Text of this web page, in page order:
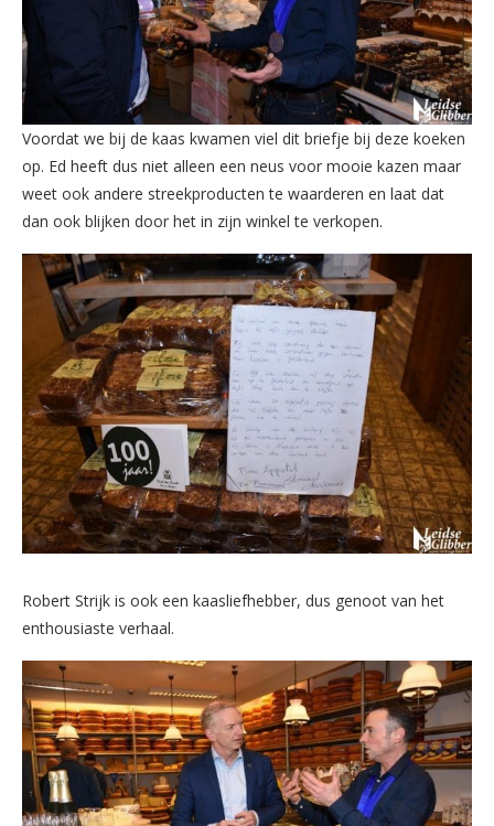
Voordat we bij de kaas kwamen viel dit briefje bij deze koeken
op. Ed heeft dus niet alleen een neus voor mooie kazen maar
weet ook andere streekproducten te waarderen en laat dat
dan ook blijken door het in zijn winkel te verkopen.
Robert Strijk is ook een kaasliefhebber, dus genoot van het
enthousiaste verhaal.